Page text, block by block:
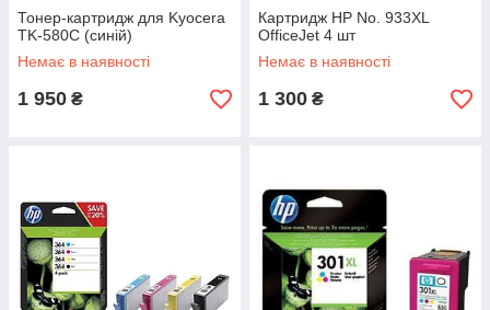
Тонер-картридж для Kyocera
TK-580C (синій)
Немає в наявності
1 950 ₴
Картридж HP No. 933XL
OfficeJet 4 шт
Немає в наявності
1 300 ₴